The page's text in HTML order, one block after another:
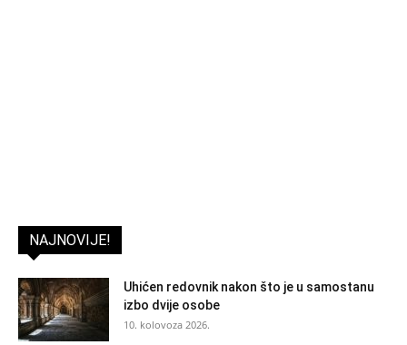
NAJNOVIJE!
Uhićen redovnik nakon što je u samostanu
izbo dvije osobe
10. kolovoza 2026.